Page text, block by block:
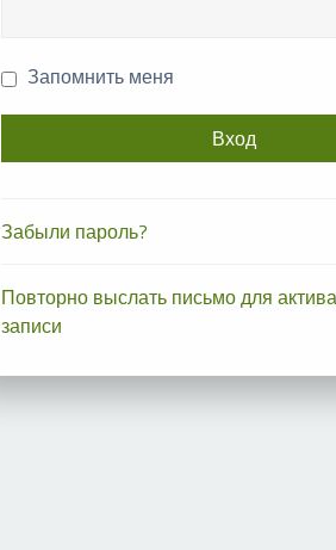
Запомнить меня
Забыли пароль?
Повторно выслать письмо для
записи